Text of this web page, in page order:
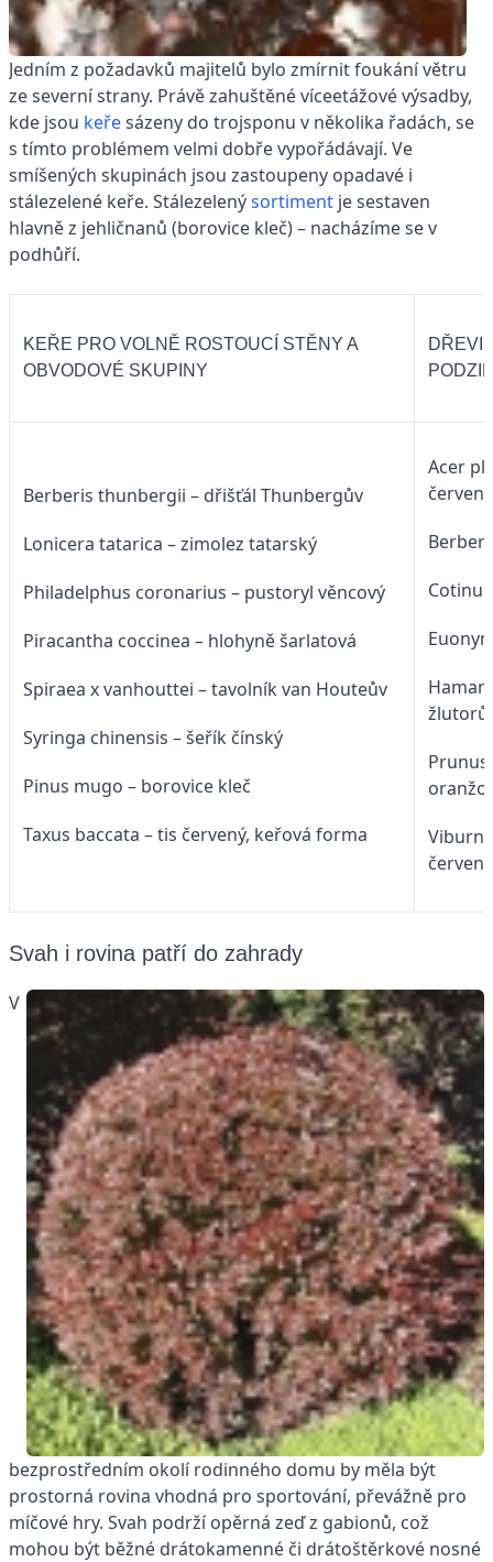
Jedním z požadavků majitelů bylo zmírnit foukání větru
ze severní strany. Právě zahuštěné víceetážové výsadby,
kde jsou keřesázeny do trojsponu v několika řadách, se
s tímto problémem velmi dobře vypořádávají. Ve
smíšených skupinách jsou zastoupeny opadavé i
stálezelené keře. Stálezelenýsortiment je sestaven
hlavně z jehličnanů (borovice kleč) – nacházíme se v
podhůří.
KEŘE PRO VOLNĚ ROSTOUCÍ STĚNY A
OBVODOVÉ SKUPINY
Berberis thunbergii – dřišťál Thunbergův
Lonicera tatarica – zimolez tatarský
Philadelphus coronarius – pustoryl věncový
Piracantha coccinea – hlohyně šarlatová
Spiraea x vanhouttei – tavolník van Houteův
Syringa chinensis – šeřík čínský
Pinus mugo – borovice kleč
Taxus baccata – tis červený, keřová forma
Acer
červená
Prunus
červená
Svah i rovina patří do zahrady
V
bezprostředním okolí rodinného domu by měla být
prostorná rovina vhodná pro sportování, převážně pro
míčové hry. Svah podrží opěrná zeď z gabionů, což
mohou být běžné drátokamenné či drátoštěrkové nosné